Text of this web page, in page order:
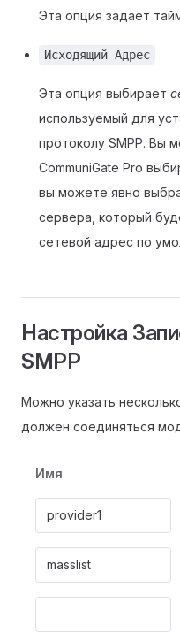
Эта опция задаёт
Исходящий Адрес
Эта опция выбирает
используемый для
протоколу SMPP. Вы
CommuniGate Pro
вы можете явно
сервера, который
сетевой адрес по
Настройка
SMPP
Можно указать
должен соединяться
Имя